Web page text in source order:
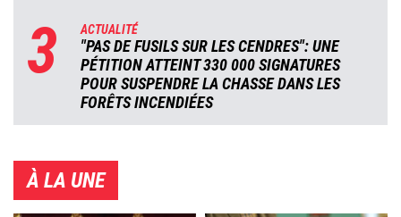
3 ACTUALITÉ
"PAS DE FUSILS SUR LES CENDRES": UNE
PÉTITION ATTEINT 330 000 SIGNATURES
POUR SUSPENDRE LA CHASSE DANS LES
FORÊTS INCENDIÉES
À LA UNE